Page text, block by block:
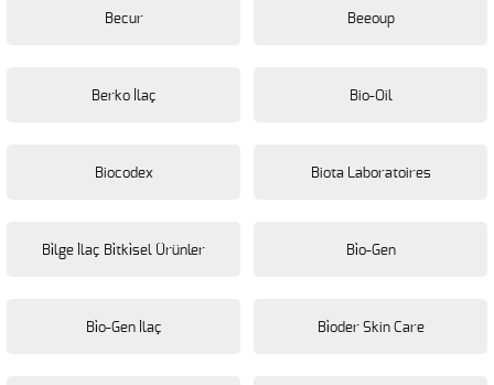
Becur Beeoup
Berko İlaç Bio-Oil
Biocodex Biota Laboratoires
Bi̇lge İlaç Bi̇tki̇sel Ürünler Bi̇o-Gen
Bi̇o-Gen İlaç Bi̇oder Skin Care